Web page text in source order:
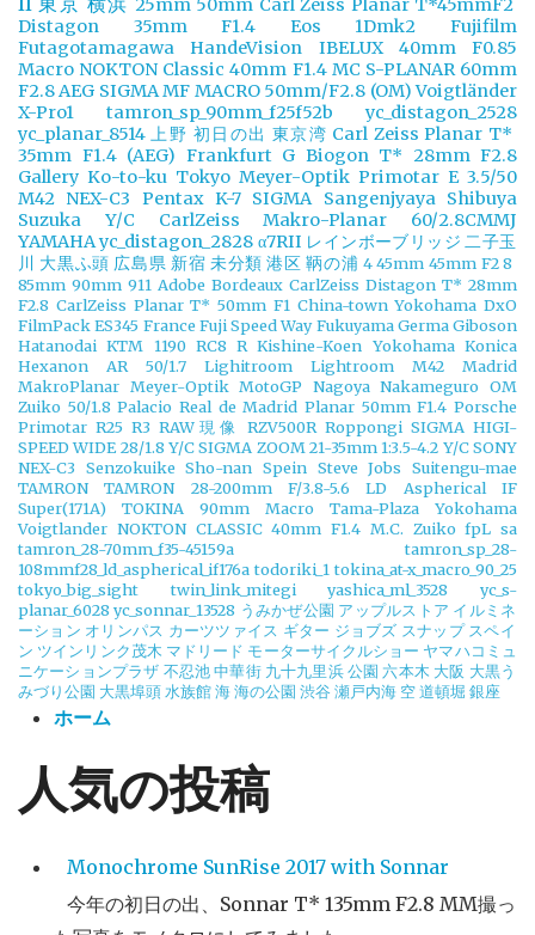
25mm 50mm Carl Zeiss Planar T*45mmF2
Distagon 35mm F1.4
Eos 1Dmk2
Fujifilm
Futagotamagawa
HandeVision
IBELUX 40mm F0.85
Macro NOKTON Classic 40mm F1.4 MC S-PLANAR 60mm
F2.8 AEG SIGMA MF MACRO 50mm/F2.8 (OM) Voigtländer
X-Pro1
tamron_sp_90mm_f25f52b
yc_distagon_2528
yc_planar_8514 上野 初日の出 東京湾 Carl Zeiss Planar T*
35mm F1.4 (AEG) Frankfurt G Biogon T* 28mm F2.8
Gallery Ko-to-ku Tokyo Meyer-Optik Primotar E 3.5/50
M42 NEX-C3 Pentax K-7 SIGMA Sangenjyaya Shibuya
Suzuka
Y/C CarlZeiss Makro-Planar 60/2.8CMMJ
YAMAHAyc_distagon_2828 α7RII レインボーブリッジ 二子玉
川 大黒ふ頭 広島県 新宿 未分類 港区 鞆の浦 4 45mm 45mm F2 8
85mm 90mm 911 Adobe Bordeaux CarlZeiss Distagon T* 28mm
F2.8 CarlZeiss Planar T* 50mm F1 China-town Yokohama DxO
FilmPack ES345 France Fuji Speed Way Fukuyama Germa Giboson
Hatanodai KTM 1190 RC8 R Kishine-Koen Yokohama Konica
Hexanon AR 50/1.7
Lighitroom Lightroom M42
Madrid
MakroPlanar Meyer-Optik MotoGP Nagoya Nakameguro OM
Zuiko 50/1.8 Palacio Real de Madrid Planar 50mm F1.4 Porsche
Primotar R25 R3 RAW現像 RZV500R Roppongi SIGMA HIGI-
SPEED WIDE 28/1.8 Y/C SIGMA ZOOM 21-35mm 1:3.5-4.2 Y/C SONY
NEX-C3
Senzokuike Sho-nan Spein Steve Jobs
Suitengu-mae
TAMRON
TAMRON 28-200mm F/3.8-5.6 LD Aspherical IF
Super(171A)
TOKINA 90mm Macro
Tama-Plaza Yokohama
Voigtlander NOKTON CLASSIC 40mm F1.4 M.C.
Zuiko fpL sa
tamron_28-70mm_f35-45159a
tamron_sp_28-
108mmf28_ld_aspherical_if176a todoriki_1 tokina_at-x_macro_90_25
tokyo_big_sight
twin_link_mitegi yashica_ml_3528
yc_s-
planar_6028 yc_sonnar_13528 うみかぜ公園 アップルストア イルミネ
ーション オリンパス カーツツァイス ギター ジョブズ スナップ スペイ
ン ツインリンク茂木 マドリード モーターサイクルショー ヤマハコミュ
ニケーションプラザ 不忍池 中華街 九十九里浜公園 六本木 大阪 大黒う
みづり公園 大黒埠頭 水族館海海の公園 渋谷瀬戸内海 空道頓堀 銀座
ホーム
人気の投稿
Monochrome SunRise 2017 with Sonnar
今年の初日の出、Sonnar T* 135mm F2.8 MM撮っ